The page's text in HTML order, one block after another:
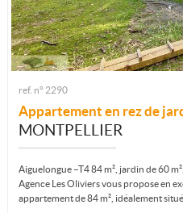
ref. n° 2290
Appartement en rez de
MONTPELLIER
Aiguelongue –T4 84 m², jardin de 60
Agence Les Oliviers vous propose en
appartement de 84 m², idéalement